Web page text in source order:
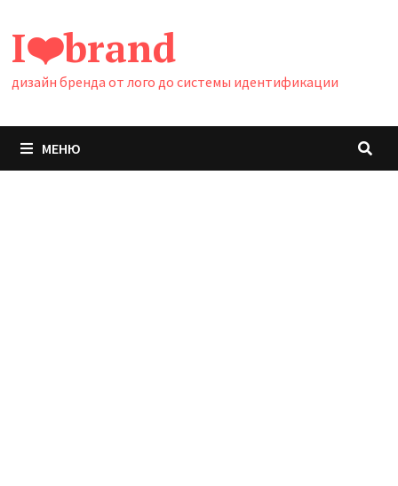
содержимому
I❤️brand
дизайн бренда от лого до системы идентификации
МЕНЮ